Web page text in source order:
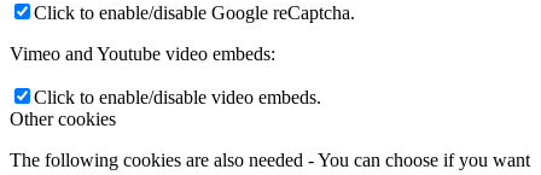
Click to enable/disable Google reCaptcha.
Vimeo and Youtube video embeds:
Click to enable/disable video embeds.
Other cookies
The following cookies are also needed - You can choose if you want